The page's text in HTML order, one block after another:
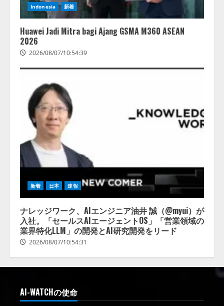
Indonesia 新着
Huawei Jadi Mitra bagi Ajang GSMA M360 ASEAN
2026
2026/08/07/10:54:39
新着 日本 速報
ナレッジワーク、AIエンジニア油井 誠（@myui）が
入社。「セールスAIエージェントOS」「営業領域の
業界特化LLM」の開発とAI研究開発をリード
2026/08/07/10:54:31
AI-WATCHの使命